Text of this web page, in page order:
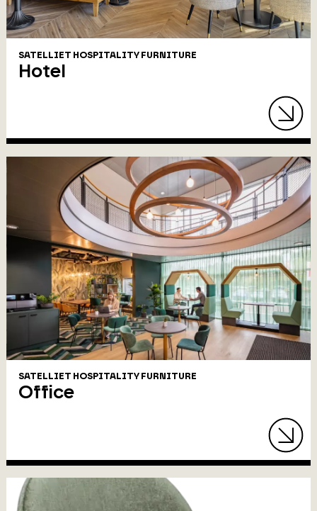
SATELLIET HOSPITALITY FURNITURE
Hotel
SATELLIET HOSPITALITY FURNITURE
Office